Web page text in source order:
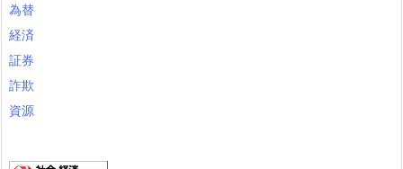
為替
経済
証券
詐欺
資源